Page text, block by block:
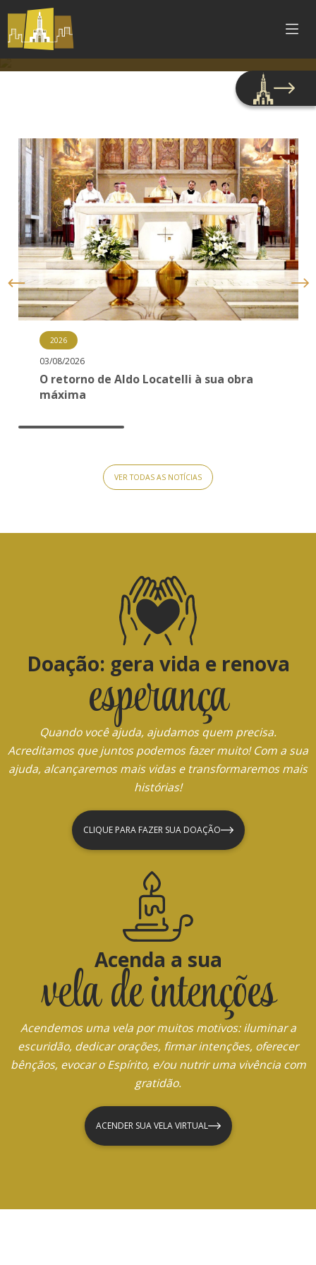
Paróquia São Pelegrino
Vida Pastoral
2026
03/08/2026
O retorno de Aldo Locatelli à sua obra
máxima
VER TODAS AS NOTÍCIAS
Doação: gera vida e renova
esperança
Quando você ajuda, ajudamos quem precisa.
Acreditamos que juntos podemos fazer muito! Com a sua
ajuda, alcançaremos mais vidas e transformaremos mais
histórias!
CLIQUE PARA FAZER SUA DOAÇÃO
Acenda a sua
vela de intenções
Acendemos uma vela por muitos motivos: iluminar a
escuridão, dedicar orações, firmar intenções, oferecer
bênçãos, evocar o Espírito, e/ou nutrir uma vivência com
gratidão.
ACENDER SUA VELA VIRTUAL